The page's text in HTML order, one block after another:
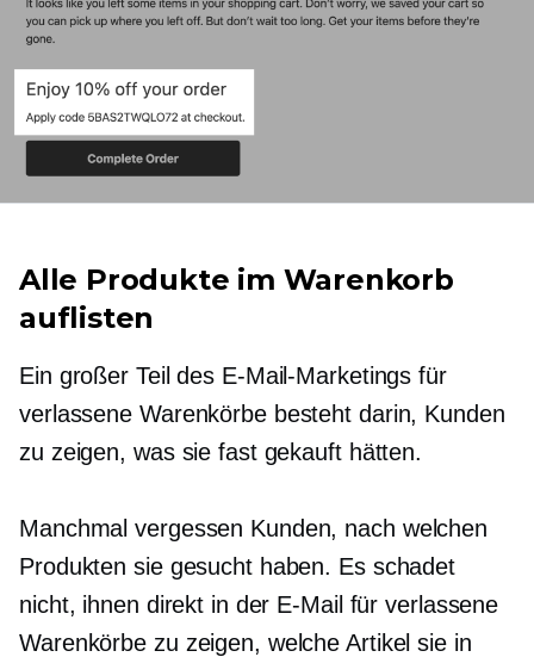
Alle Produkte im Warenkorb
auflisten
Ein großer Teil des E-Mail-Marketings für
verlassene Warenkörbe besteht darin, Kunden
zu zeigen, was sie fast gekauft hätten.
Manchmal vergessen Kunden, nach welchen
Produkten sie gesucht haben. Es schadet
nicht, ihnen direkt in der E-Mail für verlassene
Warenkörbe zu zeigen, welche Artikel sie in